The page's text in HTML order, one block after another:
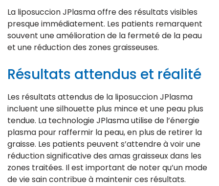
La liposuccion JPlasma offre des résultats visibles
presque immédiatement. Les patients remarquent
souvent une amélioration de la fermeté de la peau
et une réduction des zones graisseuses.
Résultats attendus et réalité
Les résultats attendus de la liposuccion JPlasma
incluent une silhouette plus mince et une peau plus
tendue. La technologie JPlasma utilise de l’énergie
plasma pour raffermir la peau, en plus de retirer la
graisse. Les patients peuvent s’attendre à voir une
réduction significative des amas graisseux dans les
zones traitées. Il est important de noter qu’un mode
de vie sain contribue à maintenir ces résultats.